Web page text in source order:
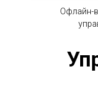
Офлайн-